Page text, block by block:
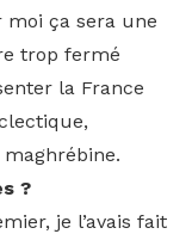
ça sera une
trop fermé
la France
?
je l’avais fait